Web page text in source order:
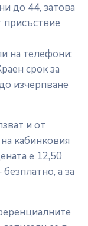
до 44, затова
на телефони:
срок за
изчерпване
и от
кабинковия
е 12,50
а за